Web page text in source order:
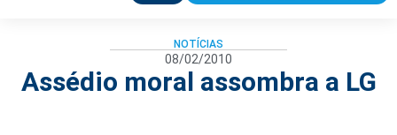
NOTÍCIAS
08/02/2010
Assédio moral assombra a LG